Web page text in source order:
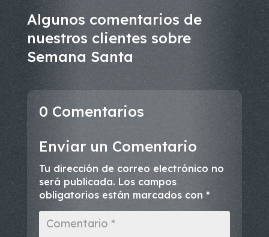
Algunos comentarios de
nuestros clientes sobre
Semana Santa
0 Comentarios
Enviar un Comentario
Tu dirección de correo electrónico no
será publicada. Los campos
obligatorios están marcados con *